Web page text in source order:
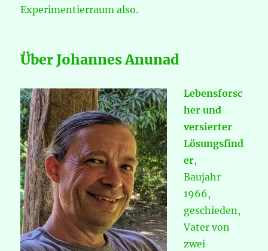
Experimentierraum also.
Über Johannes Anunad
Lebensforsc
her und
versierter
Lösungsfind
er,
Baujahr
1966,
geschieden,
Vater von
zwei